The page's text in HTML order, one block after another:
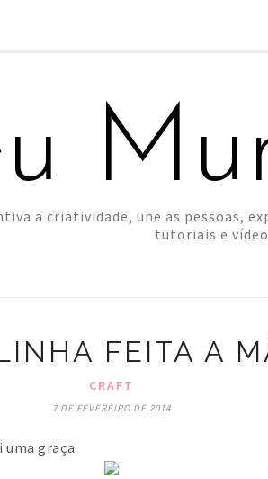
a criatividade, une as pessoas,
tutoriais e
FEITA A
CRAFT
7 DE FEVEREIRO DE 2014
graça